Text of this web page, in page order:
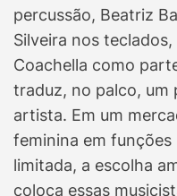
percussão, Beatriz
Silveira nos
Coachella como
traduz, no palco, um
artista. Em um
feminina em
limitada, a escolha
coloca essas